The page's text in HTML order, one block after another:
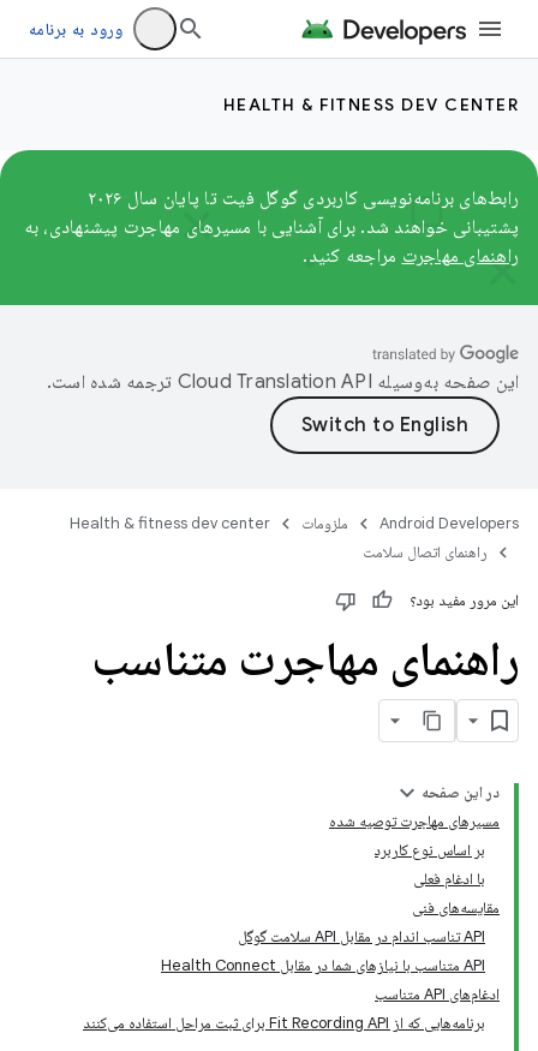
ورود به برنامه
HEALTH & FITNESS DEV CENTER
رابط‌های برنامه‌نویسی کاربردی گوگل فیت تا پایان سال ۲۰۲۶
پشتیبانی خواهند شد. برای آشنایی با مسیرهای مهاجرت پیشنهادی، به
راهنمای مهاجرت مراجعه کنید.
این صفحه به‌وسیله ترجمه شده است.
Android Developers ملزومات
Health & fitness dev center
راهنمای اتصال سلامت
این مرور مفید بود؟
راهنمای مهاجرت متناسب
در این صفحه
مسیرهای مهاجرت توصیه شده
بر اساس نوع کاربرد
با ادغام فعلی
مقایسه‌های فنی
API تناسب اندام در مقابل API سلامت گوگل
API متناسب با نیازهای شما در مقابل Health Connect
ادغام‌های API متناسب
برنامه‌هایی که از Fit Recording API برای ثبت مراحل استفاده می‌کنند